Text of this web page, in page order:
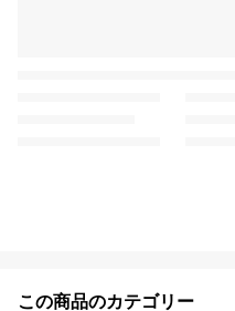
この商品のカテゴリー